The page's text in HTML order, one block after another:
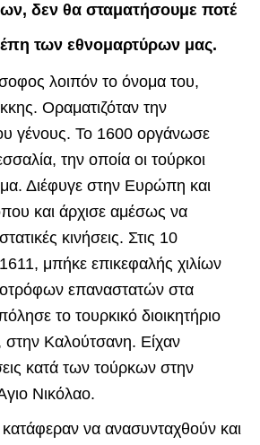
δεν θα σταματήσουμε ποτέ
έπη των εθνομαρτύρων μας.
λοιπόν το όνομα του,
Οραματιζόταν την
γένους. Το 1600 οργάνωσε
την οποία οι τούρκοι
Διέφυγε στην Ευρώπη και
και άρχισε αμέσως να
κινήσεις. Στις 10
μπήκε επικεφαλής χιλίων
επαναστατών στα
το τουρκικό διοικητήριο
Καλούτσανη. Είχαν
κατά των τούρκων στην
Νικόλαο.
να ανασυνταχθούν και